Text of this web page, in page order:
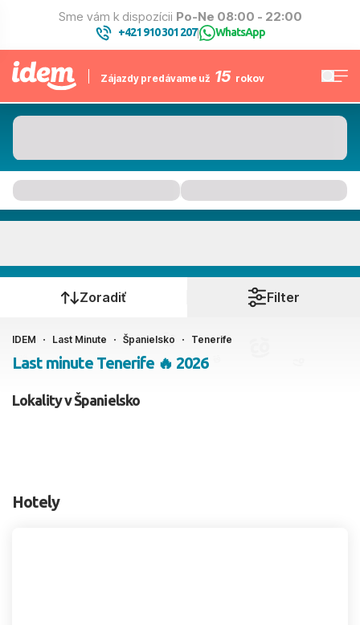
Sme vám k dispozícii Po-Ne 08:00 - 22:00
+421 910 301 207| WhatsApp
Zájazdy predávame už 15 rokov
Kedy cestujete?
Ako cestujete?
2 dospelí, 0 deti
Zoradiť Filter
IDEM Last Minute Španielsko Tenerife
Last minute Tenerife 🔥 2026
Lokality v Španielsko
Hotely